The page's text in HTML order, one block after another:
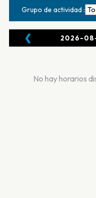
Grupo de actividad :
❮ 2026-
No hay horarios